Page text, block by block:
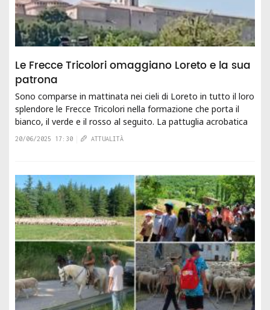
Le Frecce Tricolori omaggiano Loreto e la sua
patrona
Sono comparse in mattinata nei cieli di Loreto in tutto il loro
splendore le Frecce Tricolori nella formazione che porta il
bianco, il verde e il rosso al seguito. La pattuglia acrobatica
nazionale è...
20/06/2025 17:30 ATTUALITÀ